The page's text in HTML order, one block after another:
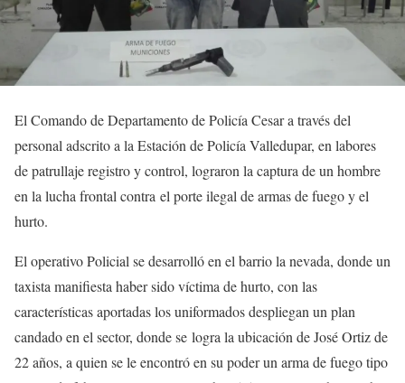
El Comando de Departamento de Policía Cesar a través del
personal adscrito a la Estación de Policía Valledupar, en labores
de patrullaje registro y control, lograron la captura de un hombre
en la lucha frontal contra el porte ilegal de armas de fuego y el
hurto.
El operativo Policial se desarrolló en el barrio la nevada, donde un
taxista manifiesta haber sido víctima de hurto, con las
características aportadas los uniformados despliegan un plan
candado en el sector, donde se logra la ubicación de José Ortiz de
22 años, a quien se le encontró en su poder un arma de fuego tipo